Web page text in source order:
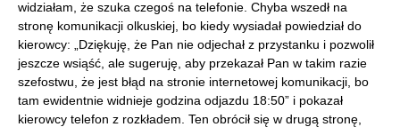
widziałam, że szuka czegoś na telefonie. Chyba wszedł na
stronę komunikacji olkuskiej, bo kiedy wysiadał powiedział do
kierowcy: „Dziękuję, że Pan nie odjechał z przystanku i pozwolił
jeszcze wsiąść, ale sugeruję, aby przekazał Pan w takim razie
szefostwu, że jest błąd na stronie internetowej komunikacji, bo
tam ewidentnie widnieje godzina odjazdu 18:50” i pokazał
kierowcy telefon z rozkładem. Ten obrócił się w drugą stronę,